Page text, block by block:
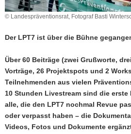
a
© Landespräventionsrat, Fotograf Basti
Der LPT7 ist über die Bühne
Über 60 Beiträge (zwei Grußworte,
Vorträge, 26 Projektspots und 2
Teilnehmenden aus vielen
10 Stunden Livestream sind die erste
alle, die den LPT7 nochmal Revue
oder verpasst haben – die
Videos, Fotos und Dokumente